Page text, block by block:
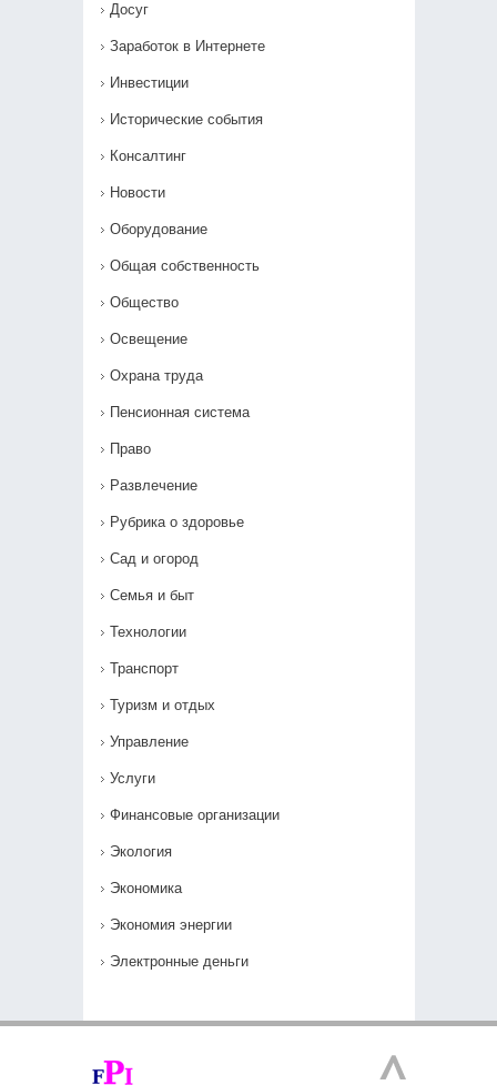
Досуг
Заработок в Интернете
Инвестиции
Исторические события
Консалтинг
Новости
Оборудование
Общая собственность
Общество
Освещение
Охрана труда
Пенсионная система
Право
Развлечение
Рубрика о здоровье
Сад и огород
Семья и быт
Технологии
Транспорт
Туризм и отдых
Управление
Услуги
Финансовые организации
Экология
Экономика
Экономия энергии
Электронные деньги